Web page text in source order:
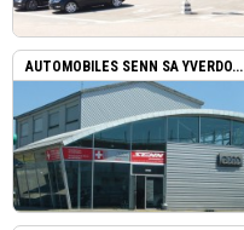
AUTOMOBILES SENN SA YVERDO...